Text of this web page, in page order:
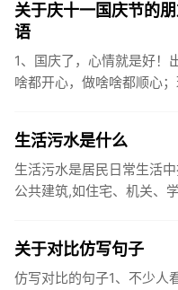
关于庆十一国庆节的
语
1、国庆了，心情就是好！
啥都开心，做啥啥都顺心
生活污水是什么
生活污水是居民日常生活
公共建筑,如住宅、机关、
关于对比仿写句子
仿写对比的句子1、不少人